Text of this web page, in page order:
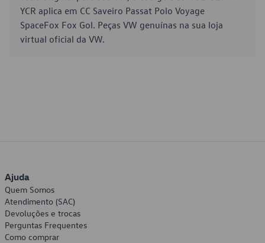
YCR aplica em CC Saveiro Passat Polo Voyage
SpaceFox Fox Gol. Peças VW genuínas na sua loja
virtual oficial da VW.
Ajuda
Quem Somos
Atendimento (SAC)
Devoluções e trocas
Perguntas Frequentes
Como comprar